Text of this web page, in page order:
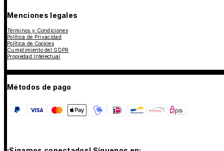
Menciones legales
Términos y Condiciones
Política de Privacidad
Política de Cookies
Cumplimiento del GDPR
Propiedad Intelectual
Métodos de pago